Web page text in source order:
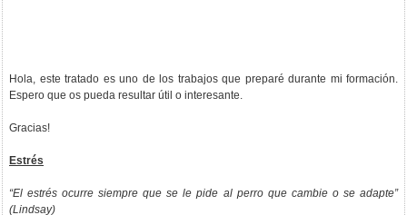
Hola, este tratado es uno de los trabajos que preparé durante mi formación.
Espero que os pueda resultar útil o interesante.
Gracias!
Estrés
“El estrés ocurre siempre que se le pide al perro que cambie o se adapte”
(Lindsay)